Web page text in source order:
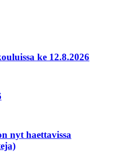
ke 12.8.2026
nyt haettavissa